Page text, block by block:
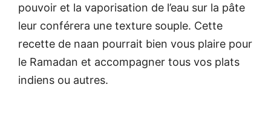
pouvoir et la vaporisation de l’eau sur la pâte
leur conférera une texture souple. Cette
recette de naan pourrait bien vous plaire pour
le Ramadan et accompagner tous vos plats
indiens ou autres.